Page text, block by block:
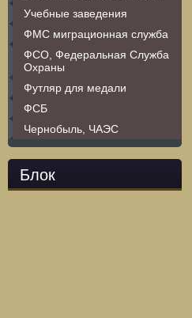
Учебные заведения
ФМС миграционная служба
ФСО, Федеральная Служба
Охраны
Футляр для медали
ФСБ
Чернобыль, ЧАЭС
Блок